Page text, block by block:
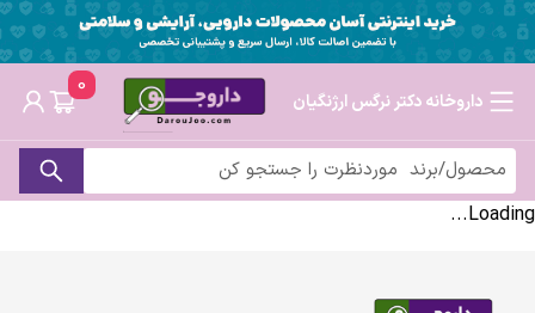
داروخانه دکتر نرگس ارژنگیان
0
Loading...